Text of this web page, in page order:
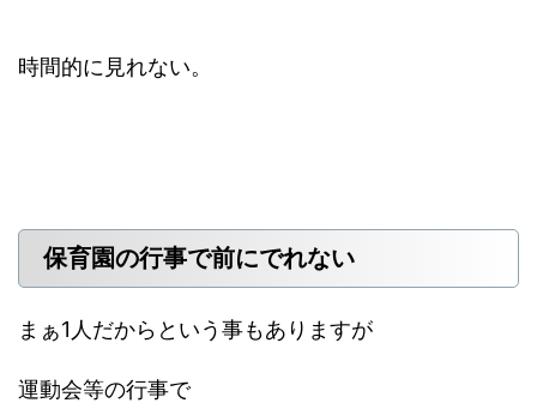
時間的に見れない。
保育園の行事で前にでれない
まぁ1人だからという事もありますが
運動会等の行事で